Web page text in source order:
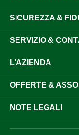
SICUREZZA &
SERVIZIO &
L’AZIENDA
OFFERTE &
NOTE LEGALI